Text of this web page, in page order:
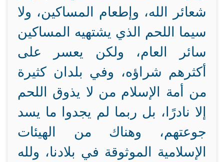
شعائر الله، وإطعام المساكين، ولا
سيما اللحم الذي يشتهيه المساكين
سائر العام، ولكن يعسر على
أكثرهم شراؤه، وفي بلدان كثيرة
من أمة الإسلام من لا يذوق اللحم
إلا نادرًا، بل ربما لم يجدوا ما يسد
جوعتهم، وهناك من الهيئات
الإسلامية الموثوقة في بلادنا، ولله